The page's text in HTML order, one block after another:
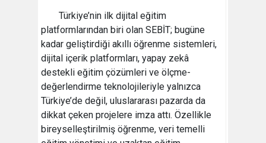
Türkiye’nin ilk dijital eğitim
platformlarından biri olan SEBİT; bugüne
kadar geliştirdiği akıllı öğrenme sistemleri,
dijital içerik platformları, yapay zekâ
destekli eğitim çözümleri ve ölçme-
değerlendirme teknolojileriyle yalnızca
Türkiye’de değil, uluslararası pazarda da
dikkat çeken projelere imza attı. Özellikle
bireyselleştirilmiş öğrenme, veri temelli